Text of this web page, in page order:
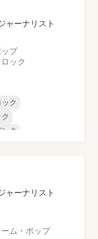
ャーナリスト
ップ
ック
ク
ク
ャーナリスト
ム・ポップ